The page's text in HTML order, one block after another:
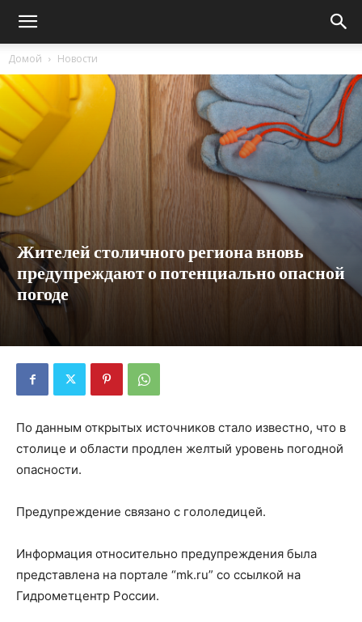
Домой Новости
Жителей столичного региона вновь
предупреждают о потенциально опасной
погоде
По данным открытых источников стало известно, что в
столице и области продлен желтый уровень погодной
опасности.
Предупреждение связано с гололедицей.
Информация относительно предупреждения была
представлена на портале “mk.ru” со ссылкой на
Гидрометцентр России.